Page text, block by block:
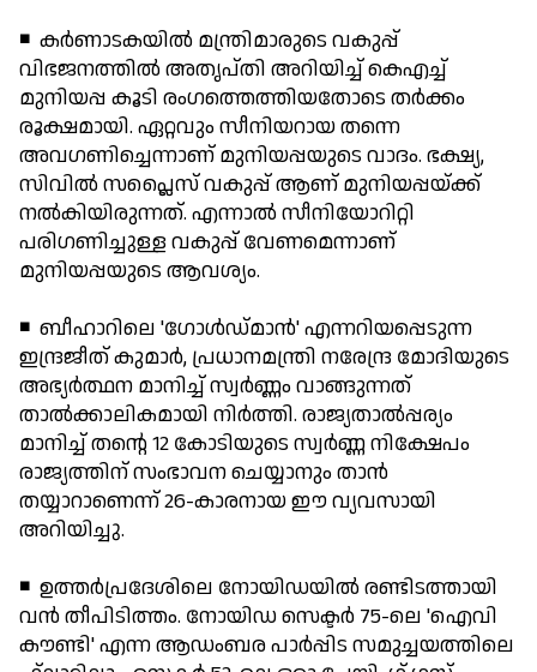
◾ കര്‍ണാടകയില്‍ മന്ത്രിമാരുടെ വകുപ്പ്
വിഭജനത്തില്‍ അതൃപ്തി അറിയിച്ച് കെഎച്ച്
മുനിയപ്പ കൂടി രംഗത്തെത്തിയതോടെ തര്‍ക്കം
രൂക്ഷമായി. ഏറ്റവും സീനിയറായ തന്നെ
അവഗണിച്ചെന്നാണ് മുനിയപ്പയുടെ വാദം. ഭക്ഷ്യ,
സിവില്‍ സപ്ലൈസ് വകുപ്പ് ആണ് മുനിയപ്പയ്ക്ക്
നല്‍കിയിരുന്നത്. എന്നാല്‍ സീനിയോറിറ്റി
പരിഗണിച്ചുള്ള വകുപ്പ് വേണമെന്നാണ്
മുനിയപ്പയുടെ ആവശ്യം.
◾ ബീഹാറിലെ 'ഗോള്‍ഡ്മാന്‍' എന്നറിയപ്പെടുന്ന
ഇന്ദ്രജീത് കുമാര്‍, പ്രധാനമന്ത്രി നരേന്ദ്ര മോദിയുടെ
അഭ്യര്‍ത്ഥന മാനിച്ച് സ്വര്‍ണ്ണം വാങ്ങുന്നത്
താല്‍ക്കാലികമായി നിര്‍ത്തി. രാജ്യതാല്‍പ്പര്യം
മാനിച്ച് തന്റെ 12 കോടിയുടെ സ്വര്‍ണ്ണ നിക്ഷേപം
രാജ്യത്തിന് സംഭാവന ചെയ്യാനും താന്‍
തയ്യാറാണെന്ന് 26-കാരനായ ഈ വ്യവസായി
അറിയിച്ചു.
◾ ഉത്തര്‍പ്രദേശിലെ നോയിഡയില്‍ രണ്ടിടത്തായി
വന്‍ തീപിടിത്തം. നോയിഡ സെക്ടര്‍ 75-ലെ 'ഐവി
കൗണ്ടി' എന്ന ആഡംബര പാര്‍പ്പിട സമുച്ചയത്തിലെ